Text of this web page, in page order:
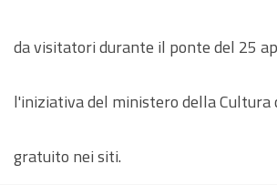
da visitatori durante il ponte del 25
l'iniziativa del ministero della Cultura
gratuito nei siti.